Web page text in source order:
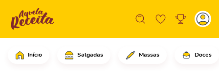
Início Salgadas Massas Doces